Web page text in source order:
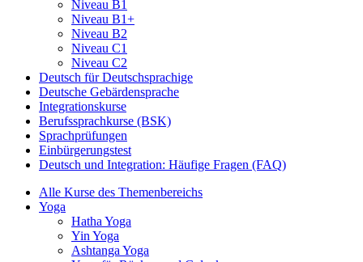
Niveau B1
Niveau B1+
Niveau B2
Niveau C1
Niveau C2
Deutsch für Deutschsprachige
Deutsche Gebärdensprache
Integrationskurse
Berufssprachkurse (BSK)
Sprachprüfungen
Einbürgerungstest
Deutsch und Integration: Häufige Fragen (FAQ)
Alle Kurse des Themenbereichs
Yoga
Hatha Yoga
Yin Yoga
Ashtanga Yoga